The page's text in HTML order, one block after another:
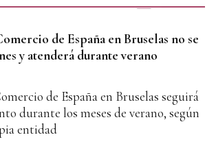
de España en Bruselas no se
y atenderá durante verano
de España en Bruselas seguirá
durante los meses de verano, según
entidad